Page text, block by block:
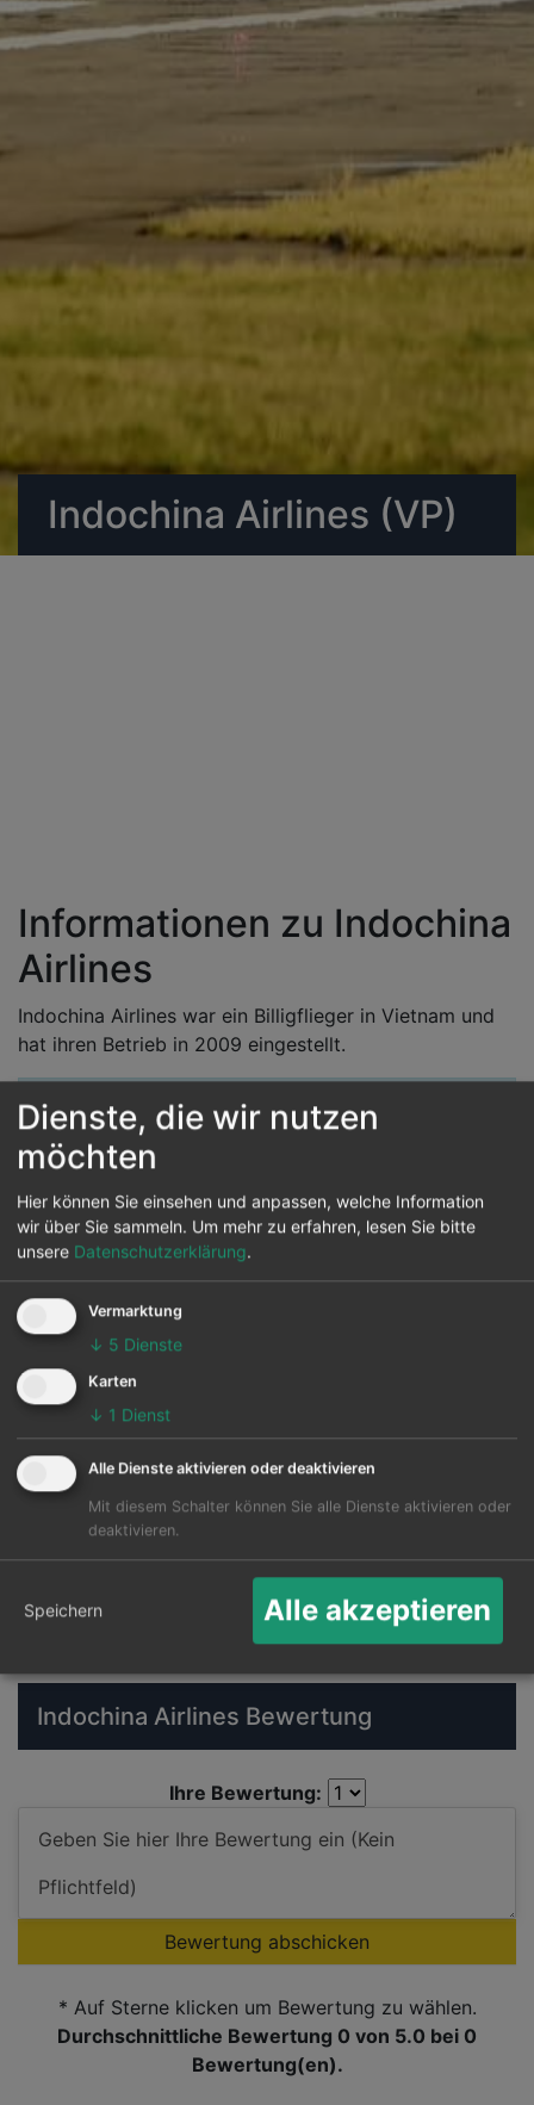
Indochina Airlines (VP)
Informationen zu Indochina
Airlines
Indochina Airlines war ein Billigflieger in Vietnam und
hat ihren Betrieb in 2009 eingestellt.
Indochina Airlines gilt alsBilligflieger
Flugsuche
Abflughafen
Zielflughafen
Nur Hinflug
Nur Direktflug
Flüge suchen
Indochina Airlines Bewertung
Ihre Bewertung:
Bewertung abschicken
* Auf Sterne klicken um Bewertung zu wählen.
Durchschnittliche Bewertung 0 von 5.0 bei 0
Bewertung(en).
Dienste, die wir nutzen
möchten
Hier können Sie einsehen und anpassen, welche Information
wir über Sie sammeln. Um mehr zu erfahren, lesen Sie bitte
unsere Datenschutzerklärung.
Vermarktung
↓ 5 Dienste
Karten
↓ 1 Dienst
Alle Dienste aktivieren oder deaktivieren
Mit diesem Schalter können Sie alle Dienste aktivieren oder
deaktivieren.
Speichern Alle akzeptieren